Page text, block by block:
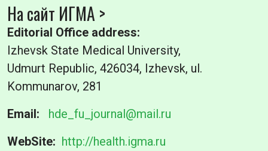
На сайт ИГМА >
Editorial Office address:
Izhevsk State Medical University,
Udmurt Republic, 426034, Izhevsk, ul.
Kommunarov, 281
Email:
hde_fu_journal@mail.ru
WebSite: http://health.igma.ru